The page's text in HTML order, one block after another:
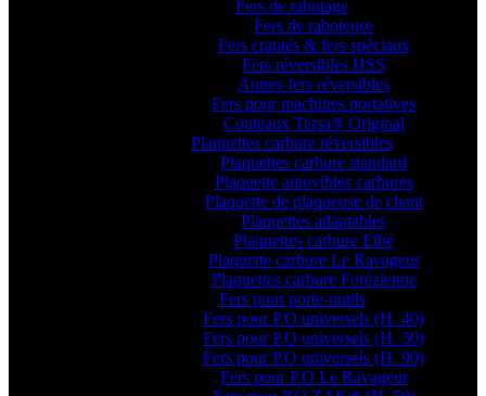
Fers de rabotage
Fers de raboteuse
Fers crantés & fers spéciaux
Fers réversibles HSS
Autres fers réversibles
Fers pour machines portatives
Couteaux Tersa® Original
Plaquettes carbure réversibles
Plaquettes carbure standard
Plaquette amovibles carbures
Plaquette de plaqueuse de chant
Plaquettes adaptables
Plaquettes carbure Elbé
Plaquette carbure Le Ravageur
Plaquettes carbure Forézienne
Fers pour porte-outils
Fers pour P.O universels (H. 40)
Fers pour P.O universels (H. 50)
Fers pour P.O universels (H. 90)
Fers pour P.O Le Ravageur